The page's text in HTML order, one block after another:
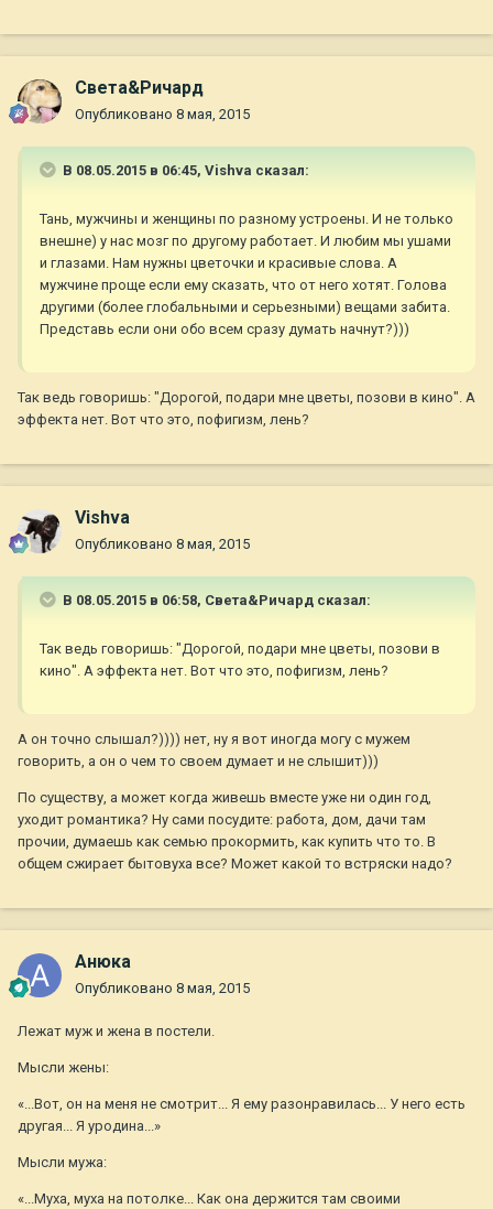
Света&Ричард
Опубликовано 8 мая, 2015
В 08.05.2015 в 06:45, Vishva сказал:
Тань, мужчины и женщины по разному устроены. И не только
внешне) у нас мозг по другому работает. И любим мы ушами
и глазами. Нам нужны цветочки и красивые слова. А
мужчине проще если ему сказать, что от него хотят. Голова
другими (более глобальными и серьезными) вещами забита.
Представь если они обо всем сразу думать начнут?)))
Так ведь говоришь: "Дорогой, подари мне цветы, позови в кино". А
эффекта нет. Вот что это, пофигизм, лень?
Vishva
Опубликовано 8 мая, 2015
В 08.05.2015 в 06:58, Света&Ричард сказал:
Так ведь говоришь: "Дорогой, подари мне цветы, позови в
кино". А эффекта нет. Вот что это, пофигизм, лень?
А он точно слышал?)))) нет, ну я вот иногда могу с мужем
говорить, а он о чем то своем думает и не слышит)))
По существу, а может когда живешь вместе уже ни один год,
уходит романтика? Ну сами посудите: работа, дом, дачи там
прочии, думаешь как семью прокормить, как купить что то. В
общем сжирает бытовуха все? Может какой то встряски надо?
Анюка
Опубликовано 8 мая, 2015
Лежат муж и жена в постели.
Мысли жены:
«...Вот, он на меня не смотрит... Я ему разонравилась... У него есть
другая... Я уродина...»
Мысли мужа:
«...Муха, муха на потолке... Как она держится там своими